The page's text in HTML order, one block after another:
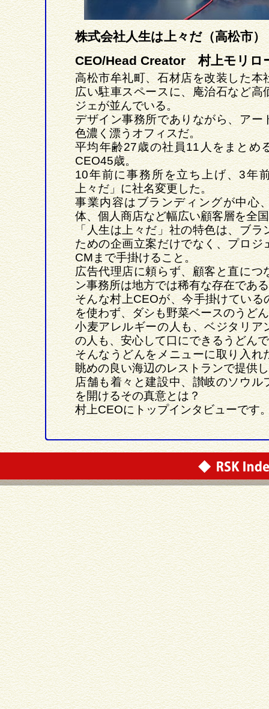
株式会社人生は上々だ（高松市）
CEO/Head Creator 村上モリロ
高松市牟礼町、石材店を改装した本
広い駐車スペースに、庵治石など高
ジェが並んでいる。
デザイン事務所でありながら、アー
色濃く漂うオフィスだ。
平均年齢27歳の社員11人をまとめ
CEO45歳。
10年前に事務所を立ち上げ、3年
上々だ」に社名変更した。
事業内容はブランディングが中心
体、個人商店など幅広い顧客層を全
「人生は上々だ」社の特色は、ブラ
ための企画立案だけでなく、プロジ
CMまで手掛けること。
広告代理店に頼らず、顧客と直につ
ン事務所は地方では稀有な存在であ
そんな村上CEOが、今手掛けている
を使わず、ダシも野菜ベースのうど
小麦アレルギーの人も、ベジタリア
の人も、安心して口にできるうどん
そんなうどんをメニューに取り入れ
眺めの良い海辺のレストランで提供
店舗も着々と建設中、讃岐のソウル
を開けるその真意とは？
村上CEOにトップインタビューです